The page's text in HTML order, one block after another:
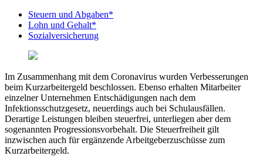
Steuern und Abgaben*
Lohn und Gehalt*
Sozialversicherung
Im Zusammenhang mit dem Coronavirus wurden Verbesserungen
beim Kurzarbeitergeld beschlossen. Ebenso erhalten Mitarbeiter
einzelner Unternehmen Entschädigungen nach dem
Infektionsschutzgesetz, neuerdings auch bei Schulausfällen.
Derartige Leistungen bleiben steuerfrei, unterliegen aber dem
sogenannten Progressionsvorbehalt. Die Steuerfreiheit gilt
inzwischen auch für ergänzende Arbeitgeberzuschüsse zum
Kurzarbeitergeld.